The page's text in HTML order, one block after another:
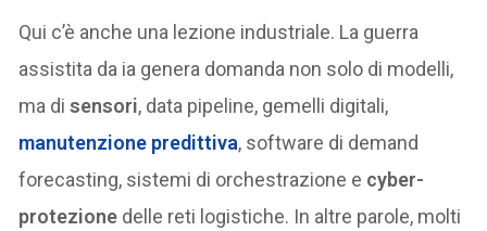
Qui c’è anche una lezione industriale. La guerra
assistita da ia genera domanda non solo di modelli,
ma disensori, data pipeline, gemelli digitali,
manutenzione predittiva, software di demand
forecasting, sistemi di orchestrazione e cyber-
protezione delle reti logistiche. In altre parole, molti